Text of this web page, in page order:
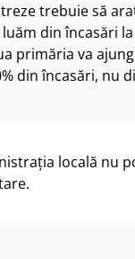
trebuie să
din încasări
primăria va
din încasări, nu
locală nu